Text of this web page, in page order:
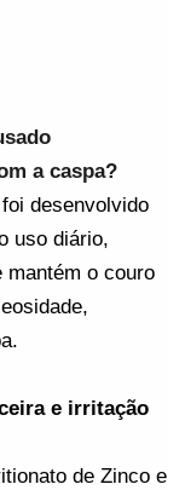
a caspa?
desenvolvido
uso diário,
mantém o couro
e irritação
de Zinco e